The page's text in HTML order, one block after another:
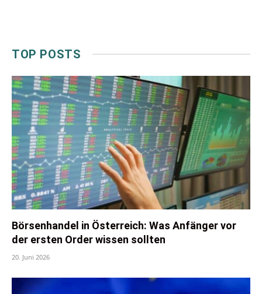
TOP POSTS
Börsenhandel in Österreich: Was Anfänger vor
der ersten Order wissen sollten
20. Juni 2026